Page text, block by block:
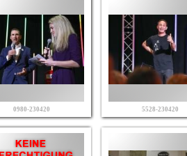
0980-230420 5528-230420